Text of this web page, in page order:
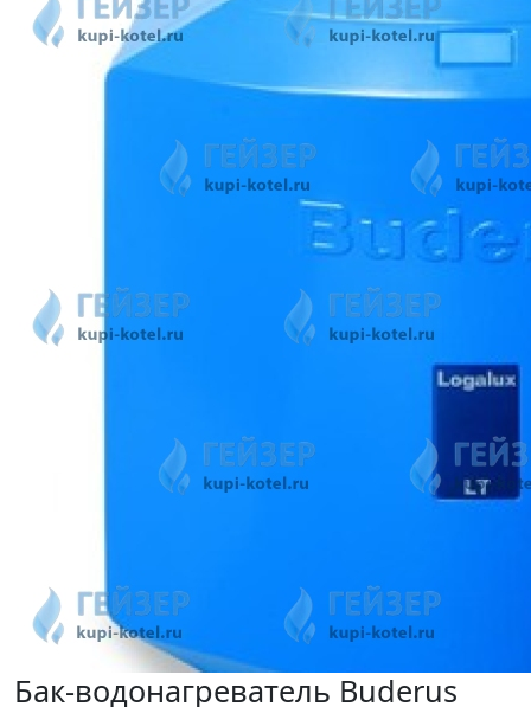
Бак-водонагреватель Buderus